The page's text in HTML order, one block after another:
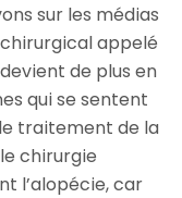
sur les médias
appelé
de plus en
qui se sentent
traitement de la
chirurgie
l’alopécie, car